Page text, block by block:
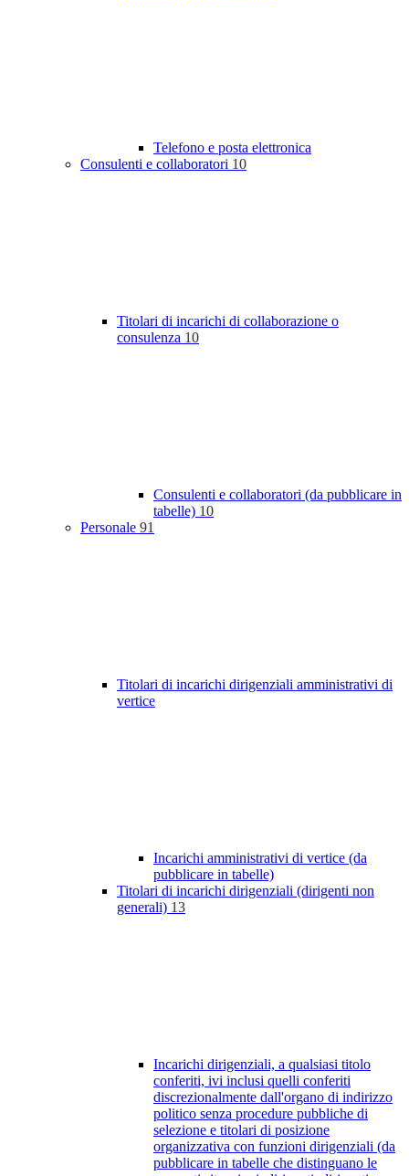
Telefono e posta elettronica
Consulenti e collaboratori 10
Titolari di incarichi di collaborazione o
consulenza 10
Consulenti e collaboratori (da pubblicare in
tabelle) 10
Personale 91
Titolari di incarichi dirigenziali amministrativi di
vertice
Incarichi amministrativi di vertice (da
pubblicare in tabelle)
Titolari di incarichi dirigenziali (dirigenti non
generali) 13
Incarichi dirigenziali, a qualsiasi titolo
conferiti, ivi inclusi quelli conferiti
discrezionalmente dall'organo di indirizzo
politico senza procedure pubbliche di
selezione e titolari di posizione
organizzativa con funzioni dirigenziali (da
pubblicare in tabelle che distinguano le